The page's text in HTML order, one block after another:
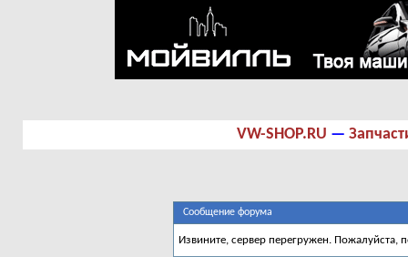
VW-SHOP.RU —
Сообщение форума
Извините, сервер перегружен. Пожалуйста,